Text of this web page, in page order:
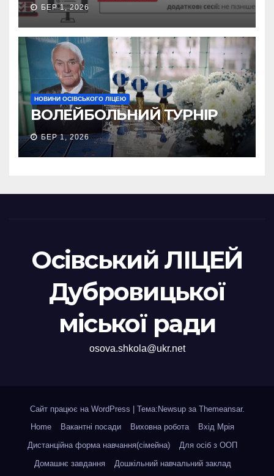
БЕР 1, 2026
НОВИНИ ОСІВСЬКОГО ЛІЦЕЮ
ВОЛЕЙБОЛЬНИЙ ТУРНІР
БЕР 1, 2026
Осівський ЛІЦЕЙ
Дубровицької
міської ради
osova.shkola@ukr.net
Сайт працює на WordPress Тема:Newsup за Themeansar.
Home
Вакантні посади Виховна робота
Вхід Мрія
Дистанційна форма навчання(сімейна)
Для осіб з ООП
Домашнє завдання
Дошкільний навчальний заклад